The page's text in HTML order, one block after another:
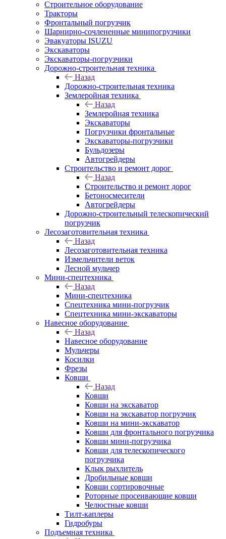
Строительное оборудование
Тракторы
Фронтальный погрузчик
Шарнирно-сочлененные минипогрузчики
Эвакуаторы ISUZU
Экскаваторы
Экскаваторы-погрузчики
Дорожно-строительная техника
Назад
Дорожно-строительная техника
Землеройная техника
Назад
Землеройная техника
Экскаваторы
Погрузчики фронтальные
Экскаваторы-погрузчики
Бульдозеры
Автогрейдеры
Строительство и ремонт дорог
Назад
Строительство и ремонт дорог
Бетоносмесители
Автогрейдеры
Дорожно-строительный телескопический
погрузчик
Лесозаготовительная техника
Назад
Лесозаготовительная техника
Измельчители веток
Лесной мульчер
Мини-спецтехника
Назад
Мини-спецтехника
Спецтехника мини-погрузчик
Спецтехника мини-экскаваторы
Навесное оборудование
Назад
Навесное оборудование
Мульчеры
Косилки
Фрезы
Ковши
Назад
Ковши
Ковши на экскаватор
Ковши на экскаватор погрузчик
Ковши на мини-экскаватор
Ковши для фронтального погрузчика
Ковши мини-погрузчика
Ковши для телескопического
погрузчика
Клык рыхлитель
Дробильные ковши
Ковши сортировочные
Роторные просеивающие ковши
Челюстные ковши
Тилт-каплеры
Гидробуры
Подъемная техника